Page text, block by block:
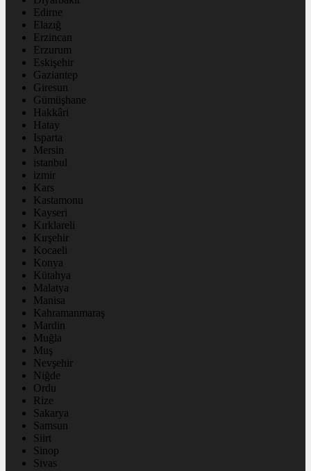
Edirne
Elazığ
Erzincan
Erzurum
Eskişehir
Gaziantep
Giresun
Gümüşhane
Hakkâri
Hatay
Isparta
Mersin
istanbul
izmir
Kars
Kastamonu
Kayseri
Kırklareli
Kırşehir
Kocaeli
Konya
Kütahya
Malatya
Manisa
Kahramanmaraş
Mardin
Muğla
Muş
Nevşehir
Niğde
Ordu
Rize
Sakarya
Samsun
Siirt
Sinop
Sivas